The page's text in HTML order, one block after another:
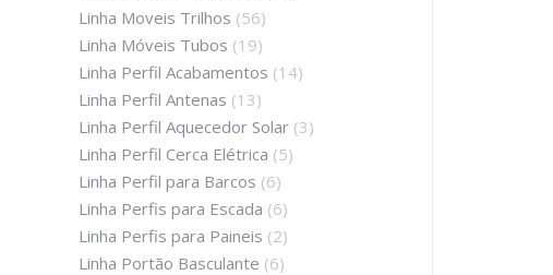
Linha Moveis Trilhos (56)
Linha Móveis Tubos (19)
Linha Perfil Acabamentos (14)
Linha Perfil Antenas (13)
Linha Perfil Aquecedor Solar (3)
Linha Perfil Cerca Elétrica (5)
Linha Perfil para Barcos (6)
Linha Perfis para Escada (6)
Linha Perfis para Paineis (2)
Linha Portão Basculante (6)